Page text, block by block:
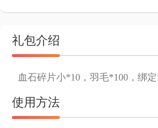
礼包介绍
血石碎片小*10，羽毛*100，绑
使用方法